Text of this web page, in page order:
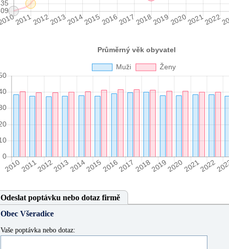
Odeslat poptávku nebo dotaz firmě
Obec Všeradice
Vaše poptávka nebo dotaz: